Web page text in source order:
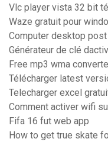
Vlc player vista 32 bit
Waze gratuit pour
Computer desktop
Générateur de clé
Free mp3 wma
Télécharger latest
Telecharger excel
Comment activer wifi
Fifa 16 fut web app
How to get true skate